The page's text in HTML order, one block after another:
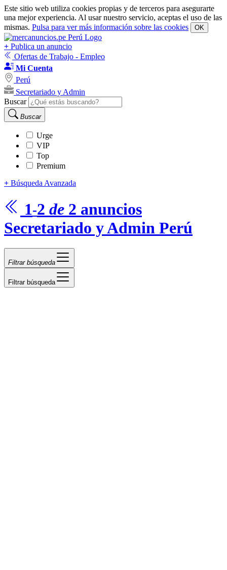
Este sitio web utiliza cookies propias y de terceros para asegurarte
una mejor experiencia. Al usar nuestro servicio, aceptas el uso de las
mismas. Pulsa para ver más información sobre las cookies OK
+ Publica un anuncio
Ofertas de Trabajo - Empleo
Mi Cuenta
Perú
Secretariado y Admin
Buscar
Buscar
Urge
VIP
Top
Premium
+ Búsqueda Avanzada
1-2 de 2 anuncios
Secretariado y Admin Perú
Filtrar búsqueda
Filtrar búsqueda